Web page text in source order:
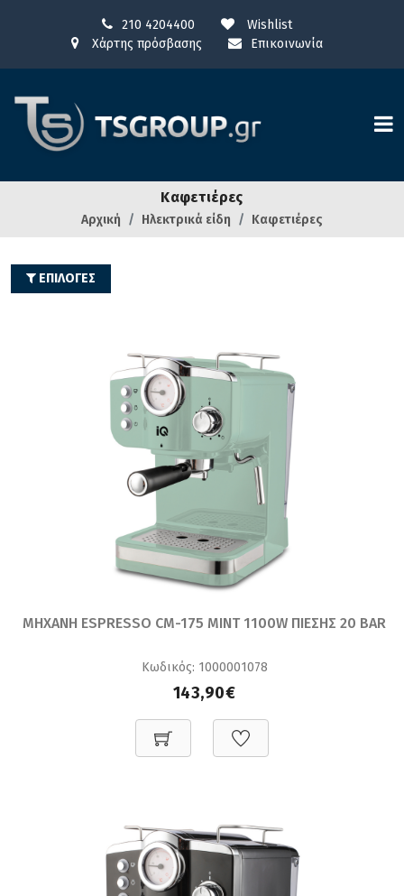
210 4204400
Wishlist
Χάρτης πρόσβασης
Επικοινωνία
Καφετιέρες
Αρχική Ηλεκτρικά είδη Καφετιέρες
ΕΠΙΛΟΓΕΣ
ΜΗΧΑΝΗ ESPRESSO CM-175 MINT 1100W ΠΙΕΣΗΣ 20 BAR
Κωδικός: 1000001078
143,90€